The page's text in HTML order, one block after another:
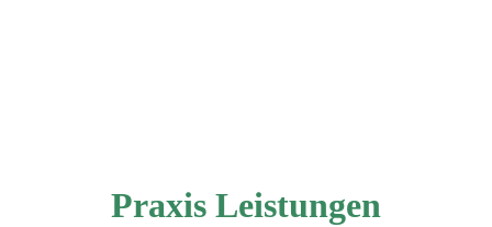
Praxis Leistungen